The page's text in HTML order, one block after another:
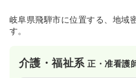
岐阜県飛騨市に位置する、地域
す。
介護・福祉系正・准看護